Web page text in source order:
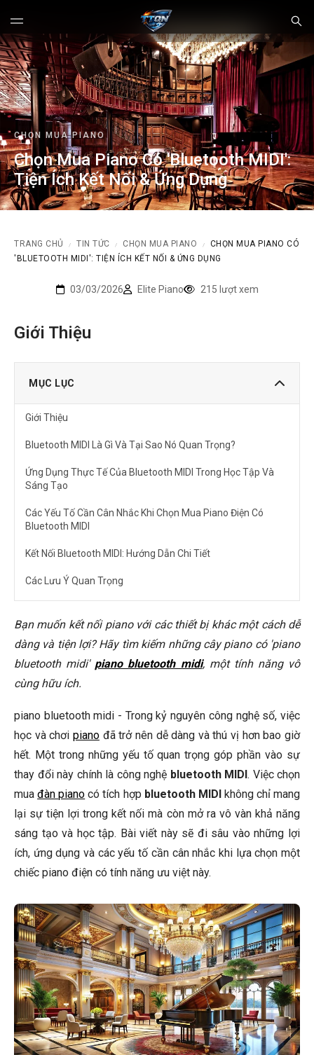
CHỌN MUA PIANO
Chọn Mua Piano Có 'Bluetooth MIDI':
Tiện Ích Kết Nối & Ứng Dụng
TRANG CHỦ / TIN TỨC / CHỌN MUA PIANO /
CHỌN MUA PIANO CÓ
'BLUETOOTH MIDI': TIỆN ÍCH KẾT NỐI & ỨNG DỤNG
03/03/2026 Elite Piano 215 lượt xem
Giới Thiệu
MỤC LỤC
Giới Thiệu
Bluetooth MIDI Là Gì Và Tại Sao Nó Quan Trọng?
Ứng Dụng Thực Tế Của Bluetooth MIDI Trong Học Tập Và
Sáng Tạo
Các Yếu Tố Cần Cân Nhắc Khi Chọn Mua Piano Điện Có
Bluetooth MIDI
Kết Nối Bluetooth MIDI: Hướng Dẫn Chi Tiết
Các Lưu Ý Quan Trọng
Bluetooth MIDI có an toàn không?
Tôi có thể sử dụng Bluetooth MIDI với tất cả các ứng dụng
🎹 Sản Phẩm Piano Nổi Bật Tại Elite Piano
Kết Luận
Bạn muốn kết nối piano với các thiết bị khác một cách dễ
dàng và tiện lợi? Hãy tìm kiếm những cây piano có 'piano
bluetooth midi' piano bluetooth midi, một tính năng vô
cùng hữu ích.
piano bluetooth midi - Trong kỷ nguyên công nghệ số, việc
học và chơi pianođã trở nên dễ dàng và thú vị hơn bao giờ
hết. Một trong những yếu tố quan trọng góp phần vào sự
thay đổi này chính là công nghệ bluetooth MIDI. Việc chọn
muađàn piano có tích hợp bluetooth MIDIkhông chỉ mang
lại sự tiện lợi trong kết nối mà còn mở ra vô vàn khả năng
sáng tạo và học tập. Bài viết này sẽ đi sâu vào những lợi
ích, ứng dụng và các yếu tố cần cân nhắc khi lựa chọn một
chiếc piano điện có tính năng ưu việt này.